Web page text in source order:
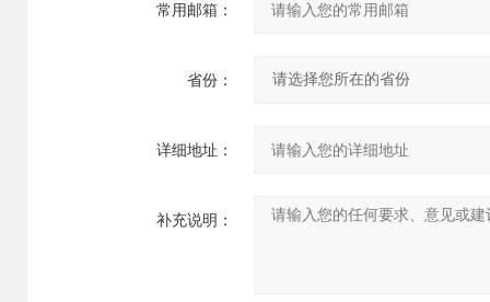
常用邮箱：
省份：
详细地址：
补充说明：